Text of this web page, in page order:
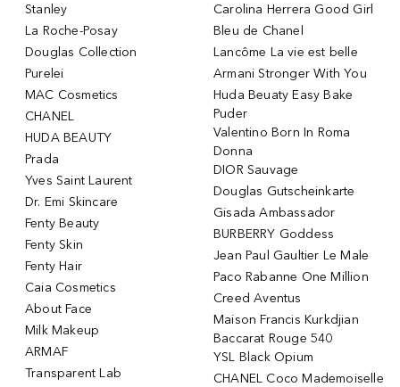
Stanley
La Roche-Posay
Douglas Collection
Purelei
MAC Cosmetics
CHANEL
HUDA BEAUTY
Prada
Yves Saint Laurent
Dr. Emi Skincare
Fenty Beauty
Fenty Skin
Fenty Hair
Caia Cosmetics
About Face
Milk Makeup
ARMAF
Transparent Lab
Carolina Herrera Good Girl
Bleu de Chanel
Lancôme La vie est belle
Armani Stronger With You
Huda Beuaty Easy Bake
Puder
Valentino Born In Roma
Donna
DIOR Sauvage
Douglas Gutscheinkarte
Gisada Ambassador
BURBERRY Goddess
Jean Paul Gaultier Le Male
Paco Rabanne One Million
Creed Aventus
Maison Francis Kurkdjian
Baccarat Rouge 540
YSL Black Opium
CHANEL Coco Mademoiselle